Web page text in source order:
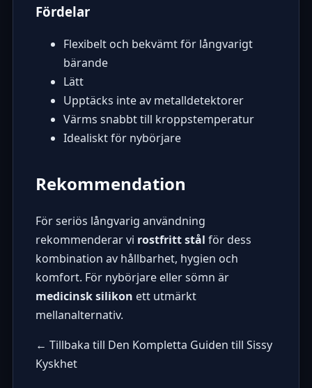
Fördelar
Flexibelt och bekvämt för långvarigt
bärande
Lätt
Upptäcks inte av metalldetektorer
Värms snabbt till kroppstemperatur
Idealiskt för nybörjare
Rekommendation
För seriös långvarig användning
rekommenderar vi rostfritt stål för dess
kombination av hållbarhet, hygien och
komfort. För nybörjare eller sömn är
medicinsk silikon ett utmärkt
mellanalternativ.
← Tillbaka till Den Kompletta Guiden till Sissy
Kyskhet